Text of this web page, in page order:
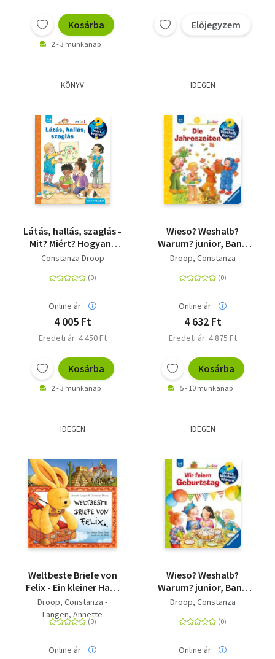
Kosárba
2 - 3 munkanap
Előjegyzem
KÖNYV
Látás, hallás, szaglás -
Mit? Miért? Hogyan?
Mini 79.
Constanza Droop
Online ár:
4 005 Ft
Eredeti ár: 4 450 Ft
Kosárba
2 - 3 munkanap
IDEGEN
Wieso? Weshalb?
Warum? junior, Band
10: Die Jahreszeiten -
Warum?
Droop, Constanza
Online ár:
4 632 Ft
Eredeti ár: 4 875 Ft
Kosárba
5 - 10 munkanap
IDEGEN
Weltbeste Briefe von
Felix - Ein kleiner Hase
fliegt rund um die Welt
Droop, Constanza -
Langen, Annette
Online ár:
IDEGEN
Wieso? Weshalb?
Warum? junior, Band
27: Wir feiern
Droop, Constanza
Online ár: